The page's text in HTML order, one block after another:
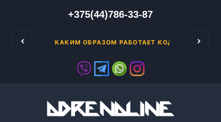
+375(44)786-33-87
КАКИМ ОБРАЗОМ РАБОТАЕТ КОД GOOGLE